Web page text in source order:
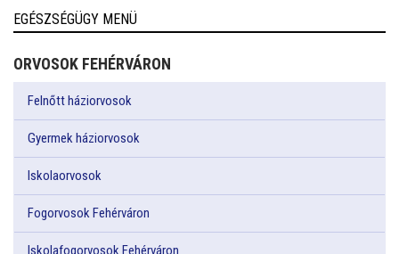
EGÉSZSÉGÜGY MENÜ
ORVOSOK FEHÉRVÁRON
Felnőtt háziorvosok
Gyermek háziorvosok
Iskolaorvosok
Fogorvosok Fehérváron
Iskolafogorvosok Fehérváron